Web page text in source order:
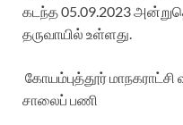
கடந்த05.09.2023அன்று
தருவாயில் உள்ளது
கோயம்புத்தூர்மாநகராட்சி
சாலைப் பணி